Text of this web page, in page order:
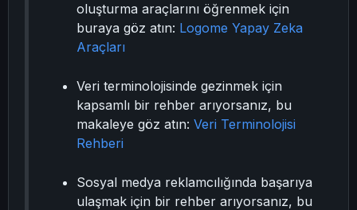
oluşturma araçlarını öğrenmek için
buraya göz atın: Logome Yapay Zeka
Araçları
Veri terminolojisinde gezinmek için
kapsamlı bir rehber arıyorsanız, bu
makaleye göz atın: Veri Terminolojisi
Rehberi
Sosyal medya reklamcılığında başarıya
ulaşmak için bir rehber arıyorsanız, bu